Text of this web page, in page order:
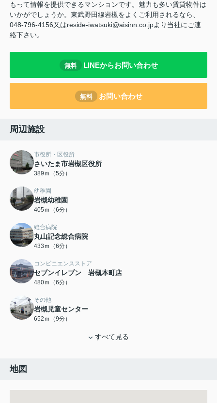
もって情報を提供できるマンションです。魅力も多い賃貸物件は
いかがでしょうか。東武野田線岩槻をよくご利用されるなら、
048-796-4156又はreside-iwatsuki@aisinn.co.jpより当社にご連
絡下さい。
無料 LINEからお問い合わせ
無料 お問い合わせ
周辺施設
市役所・区役所
さいたま市岩槻区役所
389ｍ（5分）
幼稚園
岩槻幼稚園
405ｍ（6分）
総合病院
丸山記念総合病院
433ｍ（6分）
コンビニエンスストア
セブンイレブン 岩槻本町店
480ｍ（6分）
その他
岩槻児童センター
652ｍ（9分）
すべて見る
地図